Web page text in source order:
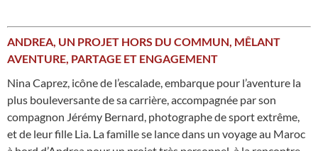
ANDREA, UN PROJET HORS DU COMMUN, MÊLANT
AVENTURE, PARTAGE ET ENGAGEMENT
Nina Caprez, icône de l’escalade, embarque pour l’aventure la
plus bouleversante de sa carrière, accompagnée par son
compagnon Jérémy Bernard, photographe de sport extrême,
et de leur fille Lia. La famille se lance dans un voyage au Maroc